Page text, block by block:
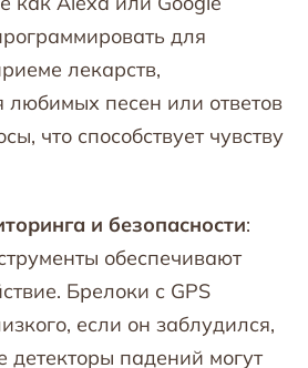
для
лекарств,
любимых песен или ответов
что способствует чувству
и безопасности:
обеспечивают
Брелоки с GPS
если он заблудился,
детекторы падений могут